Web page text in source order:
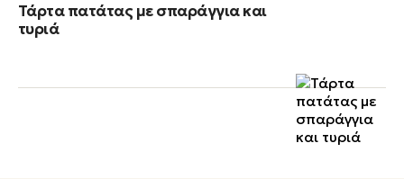
Τάρτα πατάτας με σπαράγγια και
τυριά